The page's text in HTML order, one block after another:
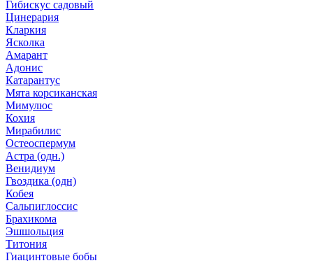
Гибискус садовый
Цинерария
Кларкия
Ясколка
Амарант
Адонис
Катарантус
Мята корсиканская
Мимулюс
Кохия
Мирабилис
Остеоспермум
Астра (одн.)
Венидиум
Гвоздика (одн)
Кобея
Сальпиглоссис
Брахикома
Эшшольция
Титония
Гиацинтовые бобы